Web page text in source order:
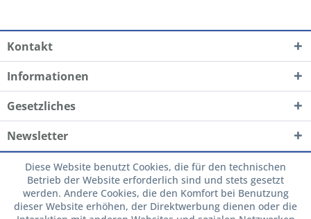
Kontakt
Informationen
Gesetzliches
Newsletter
Diese Website benutzt Cookies, die für den technischen
Betrieb der Website erforderlich sind und stets gesetzt
werden. Andere Cookies, die den Komfort bei Benutzung
dieser Website erhöhen, der Direktwerbung dienen oder die